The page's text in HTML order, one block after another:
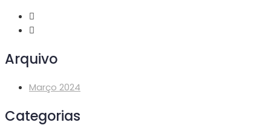
Arquivo
Março 2024
Categorias